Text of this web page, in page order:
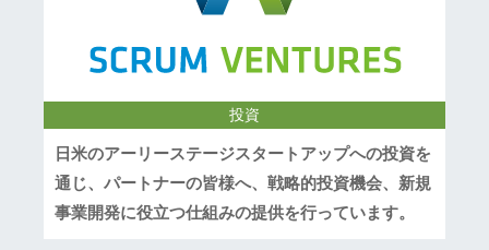
投資
日米のアーリーステージスタートアップへの投資を
通じ、パートナーの皆様へ、戦略的投資機会、新規
事業開発に役立つ仕組みの提供を行っています。